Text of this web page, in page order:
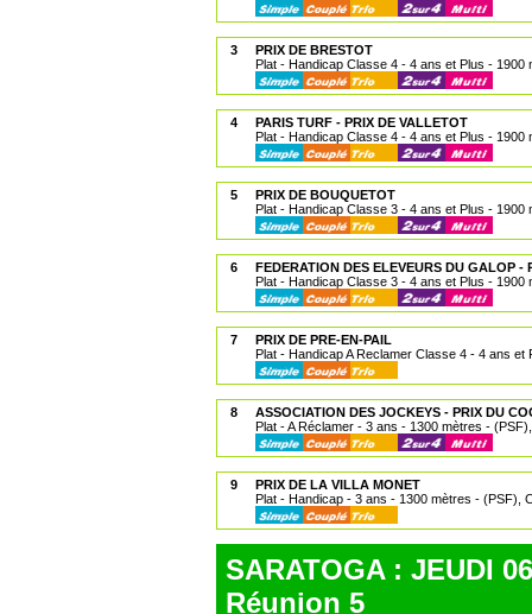
3
PRIX DE BRESTOT
Plat - Handicap Classe 4 - 4 ans et Plus -
4
PARIS TURF - PRIX DE VALLETOT
Plat - Handicap Classe 4 - 4 ans et Plus -
5
PRIX DE BOUQUETOT
Plat - Handicap Classe 3 - 4 ans et Plus -
6
FEDERATION DES ELEVEURS DU GALOP -
Plat - Handicap Classe 3 - 4 ans et Plus -
7
PRIX DE PRE-EN-PAIL
Plat - Handicap A Reclamer Classe 4 - 4 ans
8
ASSOCIATION DES JOCKEYS - PRIX DU
Plat - A Réclamer - 3 ans - 1300 mètres -
9
PRIX DE LA VILLA MONET
Plat - Handicap - 3 ans - 1300 mètres - (PSF),
SARATOGA : JEUDI
Réunion 5